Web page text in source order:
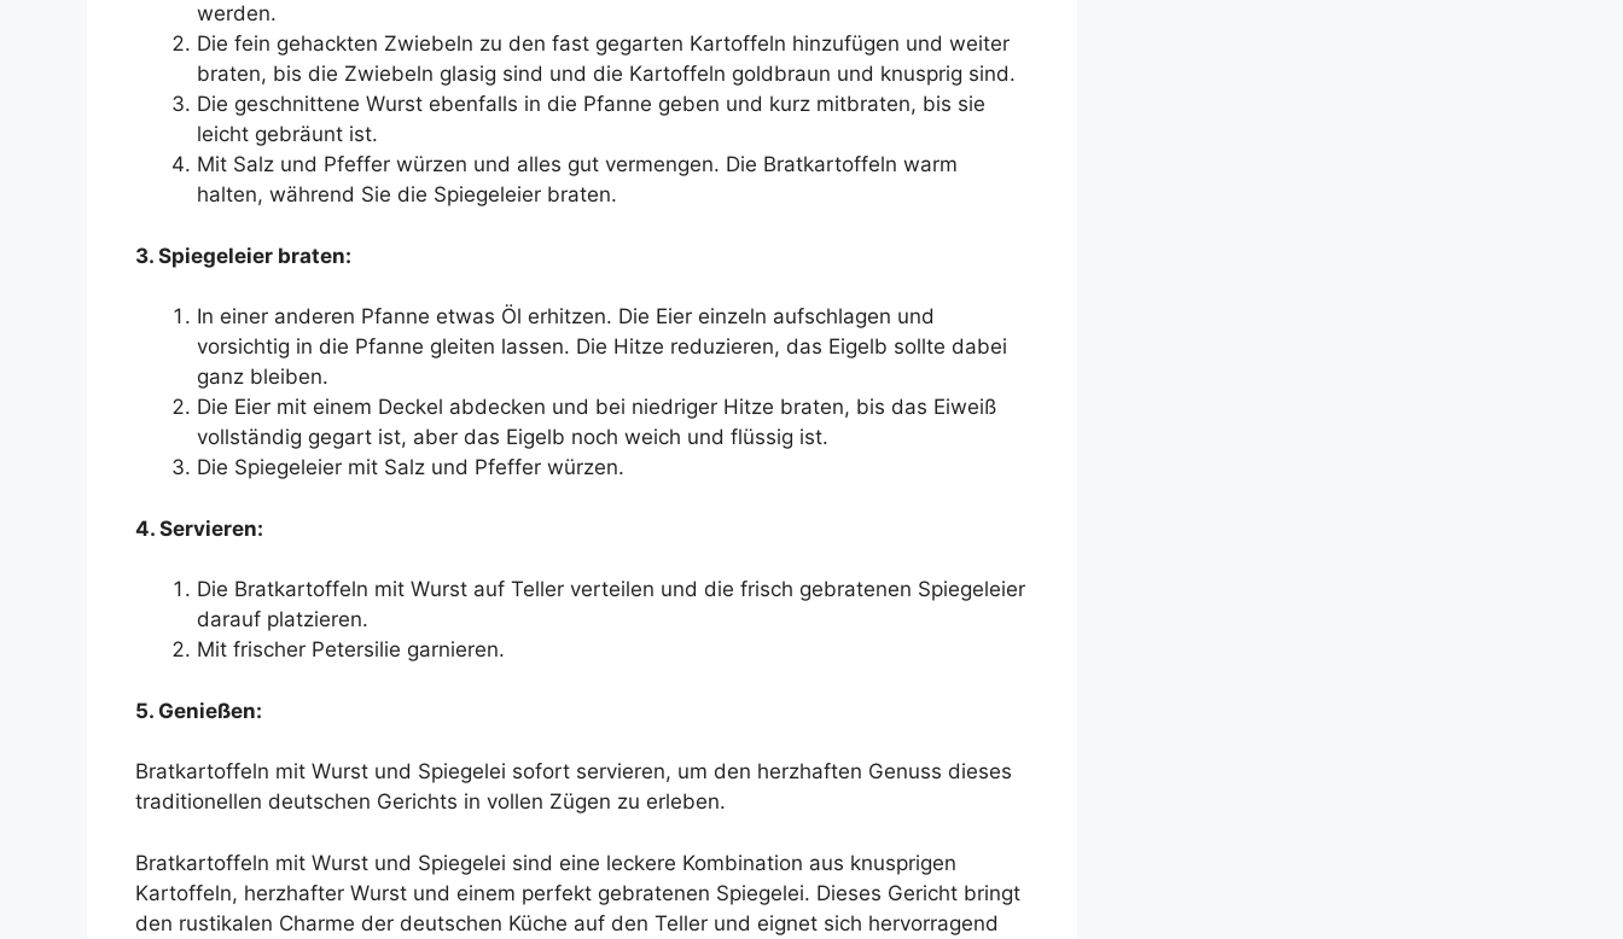
werden.
Die fein gehackten Zwiebeln zu den fast gegarten Kartoffeln hinzufügen und weiter
braten, bis die Zwiebeln glasig sind und die Kartoffeln goldbraun und knusprig sind.
Die geschnittene Wurst ebenfalls in die Pfanne geben und kurz mitbraten, bis sie
leicht gebräunt ist.
Mit Salz und Pfeffer würzen und alles gut vermengen. Die Bratkartoffeln warm
halten, während Sie die Spiegeleier braten.
3. Spiegeleier braten:
In einer anderen Pfanne etwas Öl erhitzen. Die Eier einzeln aufschlagen und
vorsichtig in die Pfanne gleiten lassen. Die Hitze reduzieren, das Eigelb sollte dabei
ganz bleiben.
Die Eier mit einem Deckel abdecken und bei niedriger Hitze braten, bis das Eiweiß
vollständig gegart ist, aber das Eigelb noch weich und flüssig ist.
Die Spiegeleier mit Salz und Pfeffer würzen.
4. Servieren:
Die Bratkartoffeln mit Wurst auf Teller verteilen und die frisch gebratenen Spiegeleier
darauf platzieren.
Mit frischer Petersilie garnieren.
5. Genießen:
Bratkartoffeln mit Wurst und Spiegelei sofort servieren, um den herzhaften Genuss dieses
traditionellen deutschen Gerichts in vollen Zügen zu erleben.
Bratkartoffeln mit Wurst und Spiegelei sind eine leckere Kombination aus knusprigen
Kartoffeln, herzhafter Wurst und einem perfekt gebratenen Spiegelei. Dieses Gericht bringt
den rustikalen Charme der deutschen Küche auf den Teller und eignet sich hervorragend